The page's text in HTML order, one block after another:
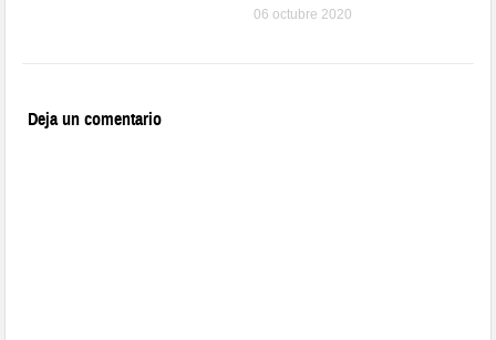
06 octubre 2020
Deja un comentario